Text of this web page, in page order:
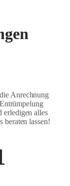
Anrechnung
erledigen alles
beraten lassen!